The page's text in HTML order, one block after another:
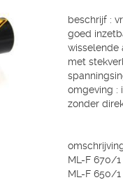
beschrijf :
goed
wisselende
met
omgeving :
zonder
ML-F 670/
ML-F 650/1